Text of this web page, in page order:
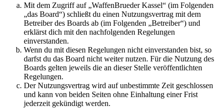
Mit dem Zugriff auf „WaffenBrueder Kassel“ (im Folgenden
„das Board“) schließt du einen Nutzungsvertrag mit dem
Betreiber des Boards ab (im Folgenden „Betreiber“) und
erklärst dich mit den nachfolgenden Regelungen
einverstanden.
Wenn du mit diesen Regelungen nicht einverstanden bist, so
darfst du das Board nicht weiter nutzen. Für die Nutzung des
Boards gelten jeweils die an dieser Stelle veröffentlichten
Regelungen.
Der Nutzungsvertrag wird auf unbestimmte Zeit geschlossen
und kann von beiden Seiten ohne Einhaltung einer Frist
jederzeit gekündigt werden.